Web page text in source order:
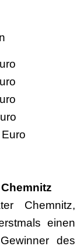
Chemnitz,
einen
des